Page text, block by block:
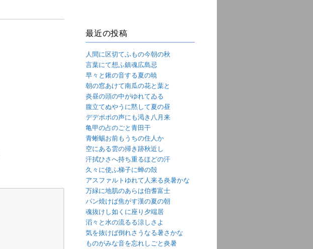
最近の投稿
人間に区切てふもの今朝の秋
言葉にて想ふ鎮魂広島忌
早々と鍬の音する夏の暁
朝の窓あけて南瓜の花と葉と
炎昼の頭の中がゆれてゐる
腹立てぬやうに黙して夏の昼
デデポポの声にも渇き八月来
亀甲の占のごと青田干
青蜥蜴お前もうちの住人か
空にある雲の掃き跡秋近し
汗拭ひさへ持ち重るほどの汗
久々に使ふ梯子に蝉の殻
アスファルトゆれて人来る炎暑かな
万緑に地肌のあらは伯耆富士
パン焼けば焦がす漢の夏の朝
魂抜けし如くに座り夕端居
滔々と水の流るる涼しさよ
気を抜けば倒れさうなる暑さかな
ものがみな音を忘れしごと炎暑